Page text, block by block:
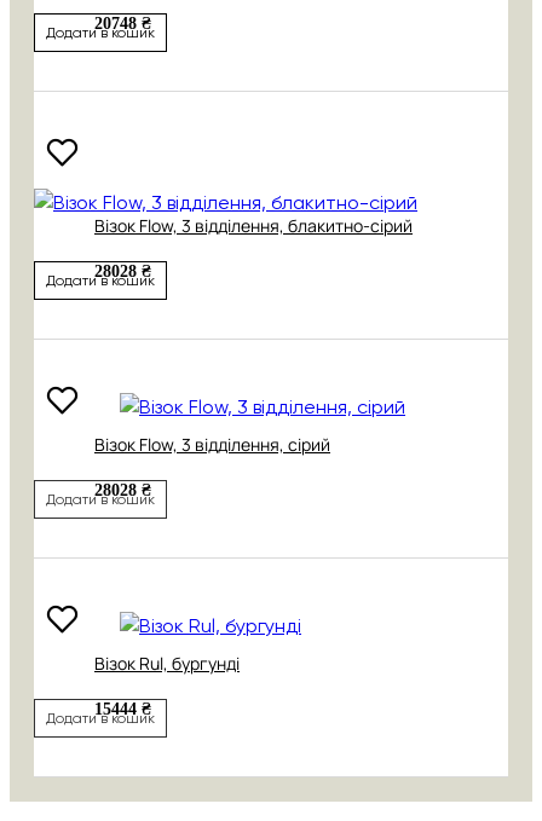
20748 ₴
Додати в кошик
Візок Flow, 3 відділення, блакитно-сірий
28028 ₴
Додати в кошик
Візок Flow, 3 відділення, сірий
28028 ₴
Додати в кошик
Візок Rul, бургунді
15444 ₴
Додати в кошик